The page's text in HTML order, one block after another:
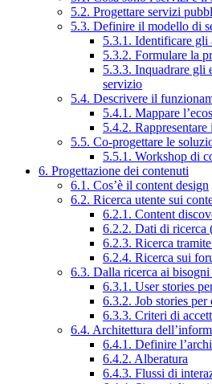
5.2. Progettare servizi
5.3. Definire il modello di
5.3.1. Identificare
5.3.2. Formulare la
5.3.3. Inquadrare gli
servizio
5.4. Descrivere il
5.4.1. Mappare
5.4.2.
5.5. Co-progettare le
5.5.1. Workshop di
6. Progettazione dei contenuti
6.1. Cos’è il content design
6.2. Ricerca utente sui
6.2.1. Content
6.2.2. Dati di ricerca
6.2.3. Ricerca
6.2.4. Ricerca sui
6.3. Dalla ricerca ai
6.3.1. User stories
6.3.2. Job stories
6.3.3. Criteri di
6.4. Architettura
6.4.1. Definire
6.4.2. Alberatura
6.4.3. Flussi di